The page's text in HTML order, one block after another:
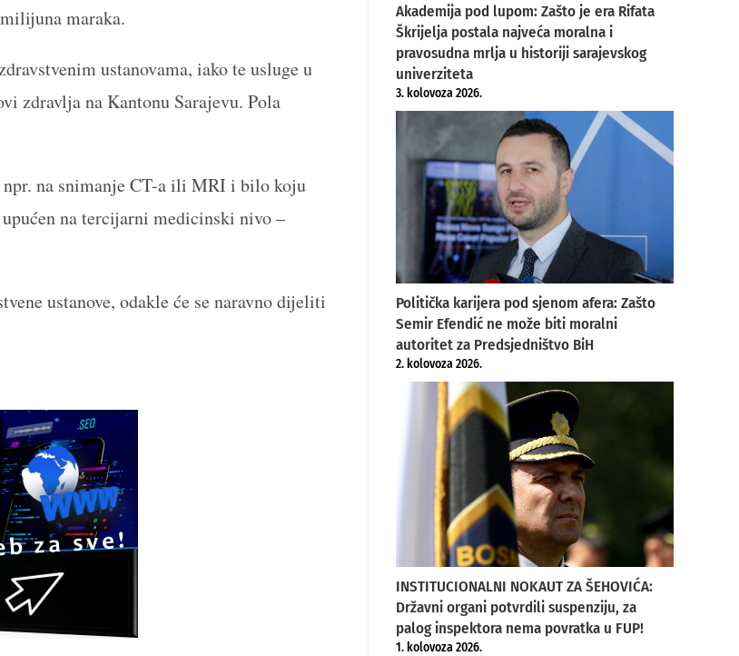
maraka.
ustanovama, iako te usluge u
zdravlja na Kantonu Sarajevu. Pola
npr. na snimanje CT-a ili MRI i bilo koju
na tercijarni medicinski nivo –
ustanove, odakle će se naravno dijeliti
Akademija pod lupom: Zašto je era Rifata
Škrijelja postala najveća moralna i
pravosudna mrlja u historiji sarajevskog
univerziteta
3. kolovoza 2026.
Politička karijera pod sjenom afera: Zašto
Semir Efendić ne može biti moralni
autoritet za Predsjedništvo BiH
2. kolovoza 2026.
INSTITUCIONALNI NOKAUT ZA ŠEHOVIĆA:
Državni organi potvrdili suspenziju, za
palog inspektora nema povratka u FUP!
1. kolovoza 2026.